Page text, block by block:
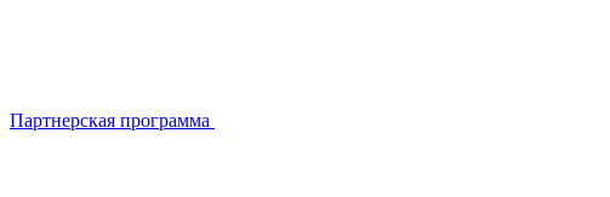
Партнерская программа